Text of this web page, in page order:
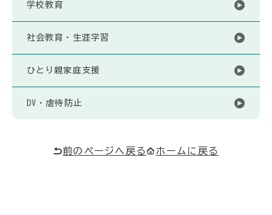
学校教育
社会教育・生涯学習
ひとり親家庭支援
DV・虐待防止
前のページへ戻る ホームに戻る